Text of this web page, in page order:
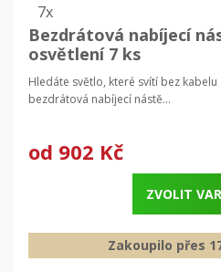
7x
Bezdrátová nabíjecí
osvětlení 7 ks
Hledáte světlo, které svítí bez
bezdrátová nabíjecí nástě...
od 902 Kč
ZVOLIT
Zakoupilo přes